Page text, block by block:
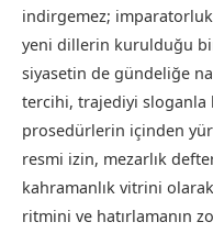
indirgemez;
yeni dillerin kurulduğu
siyasetin de gündeliğe
tercihi, trajediyi sloganla
prosedürlerin içinden
resmi izin, mezarlık
kahramanlık vitrini
ritmini ve hatırlamanın